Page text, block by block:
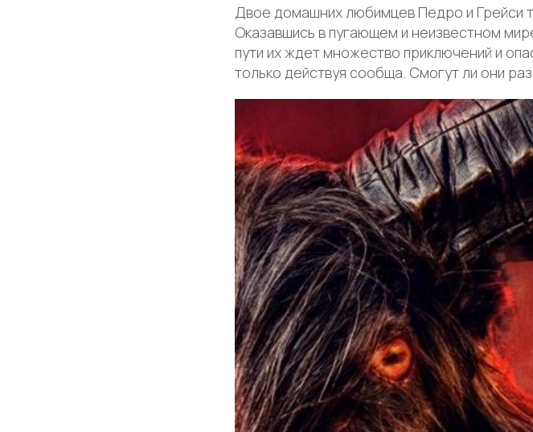
Двое домашних любимцев Педро и Грейси
Оказавшись в пугающем и неизвестном
пути их ждет множество приключений и
только действуя сообща. Смогут ли они